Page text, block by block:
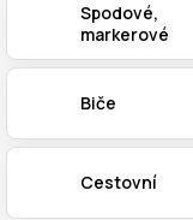
Spodové,
markerové
Biče
Cestovní